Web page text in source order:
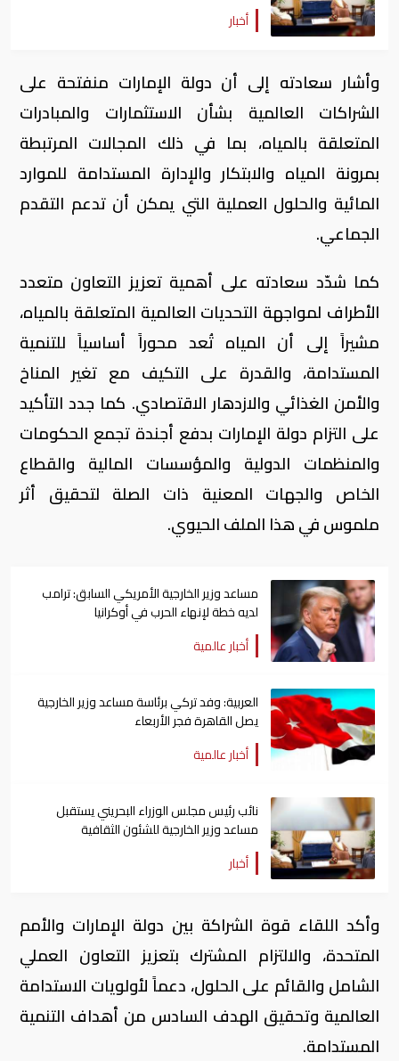
أخبار
وأشار سعادته إلى أن دولة الإمارات منفتحة على
الشراكات العالمية بشأن الاستثمارات والمبادرات
المتعلقة بالمياه، بما في ذلك المجالات المرتبطة
بمرونة المياه والابتكار والإدارة المستدامة للموارد
المائية والحلول العملية التي يمكن أن تدعم التقدم
الجماعي.
كما شدّد سعادته على أهمية تعزيز التعاون متعدد
الأطراف لمواجهة التحديات العالمية المتعلقة بالمياه،
مشيراً إلى أن المياه تُعد محوراً أساسياً للتنمية
المستدامة، والقدرة على التكيف مع تغير المناخ
والأمن الغذائي والازدهار الاقتصادي. كما جدد التأكيد
على التزام دولة الإمارات بدفع أجندة تجمع الحكومات
والمنظمات الدولية والمؤسسات المالية والقطاع
الخاص والجهات المعنية ذات الصلة لتحقيق أثر
ملموس في هذا الملف الحيوي.
مساعد وزير الخارجية الأمريكي السابق: ترامب
لديه خطة لإنهاء الحرب في أوكرانيا
أخبار عالمية
العربية: وفد تركي برئاسة مساعد وزير الخارجية
يصل القاهرة فجر الأربعاء
أخبار عالمية
نائب رئيس مجلس الوزراء البحريني يستقبل
مساعد وزير الخارجية للشئون الثقافية
أخبار
وأكد اللقاء قوة الشراكة بين دولة الإمارات والأمم
المتحدة، والالتزام المشترك بتعزيز التعاون العملي
الشامل والقائم على الحلول، دعماً لأولويات الاستدامة
العالمية وتحقيق الهدف السادس من أهداف التنمية
المستدامة.